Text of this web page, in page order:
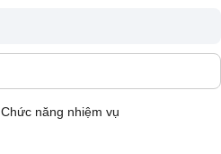
Chức năng nhiệm vụ